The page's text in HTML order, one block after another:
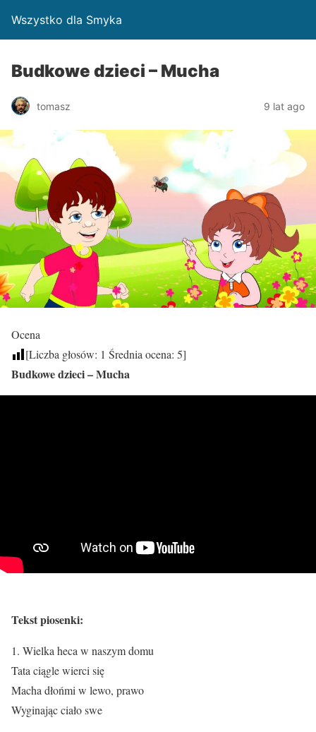
Wszystko dla Smyka
Budkowe dzieci – Mucha
tomasz 9 lat ago
Ocena
[Liczba głosów: 1 Średnia ocena: 5]
Budkowe dzieci – Mucha
Tekst piosenki:
1. Wielka heca w naszym domu
Tata ciągle wierci się
Macha dłońmi w lewo, prawo
Wyginając ciało swe